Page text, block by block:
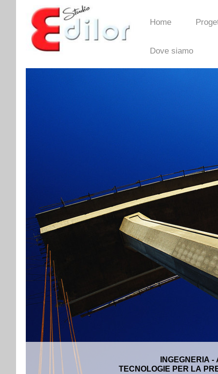
Home
Dove siamo
INGEGNERIA
TECNOLOGIE PER LA